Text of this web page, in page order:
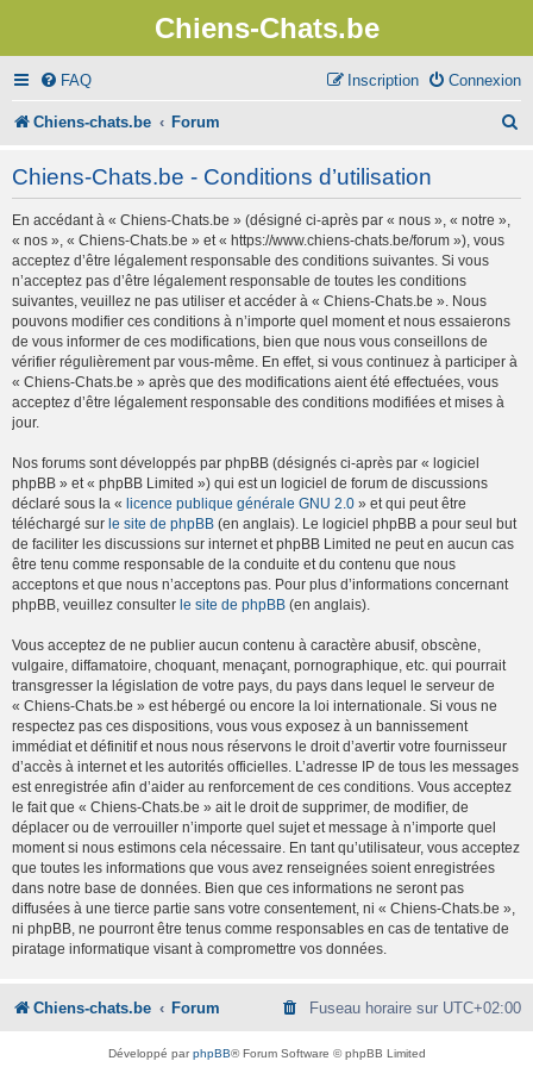
Chiens-Chats.be
FAQ Connexion
Inscription
Chiens-chats.be Forum
Chiens-Chats.be - Conditions d’utilisation
En accédant à « Chiens-Chats.be » (désigné ci-après par « nous », « notre »,
« nos », « Chiens-Chats.be » et « https://www.chiens-chats.be/forum »), vous
acceptez d’être légalement responsable des conditions suivantes. Si vous
n’acceptez pas d’être légalement responsable de toutes les conditions
suivantes, veuillez ne pas utiliser et accéder à « Chiens-Chats.be ». Nous
pouvons modifier ces conditions à n’importe quel moment et nous essaierons
de vous informer de ces modifications, bien que nous vous conseillons de
vérifier régulièrement par vous-même. En effet, si vous continuez à participer à
« Chiens-Chats.be » après que des modifications aient été effectuées, vous
acceptez d’être légalement responsable des conditions modifiées et mises à
jour.
Nos forums sont développés par phpBB (désignés ci-après par « logiciel
phpBB » et « phpBB Limited ») qui est un logiciel de forum de discussions
déclaré sous la « licence publique générale GNU 2.0 » et qui peut être
téléchargé sur le site de phpBB (en anglais). Le logiciel phpBB a pour seul but
de faciliter les discussions sur internet et phpBB Limited ne peut en aucun cas
être tenu comme responsable de la conduite et du contenu que nous
acceptons et que nous n’acceptons pas. Pour plus d’informations concernant
phpBB, veuillez consulter le site de phpBB (en anglais).
Vous acceptez de ne publier aucun contenu à caractère abusif, obscène,
vulgaire, diffamatoire, choquant, menaçant, pornographique, etc. qui pourrait
transgresser la législation de votre pays, du pays dans lequel le serveur de
« Chiens-Chats.be » est hébergé ou encore la loi internationale. Si vous ne
respectez pas ces dispositions, vous vous exposez à un bannissement
immédiat et définitif et nous nous réservons le droit d’avertir votre fournisseur
d’accès à internet et les autorités officielles. L’adresse IP de tous les messages
est enregistrée afin d’aider au renforcement de ces conditions. Vous acceptez
le fait que « Chiens-Chats.be » ait le droit de supprimer, de modifier, de
déplacer ou de verrouiller n’importe quel sujet et message à n’importe quel
moment si nous estimons cela nécessaire. En tant qu’utilisateur, vous acceptez
que toutes les informations que vous avez renseignées soient enregistrées
dans notre base de données. Bien que ces informations ne seront pas
diffusées à une tierce partie sans votre consentement, ni « Chiens-Chats.be »,
ni phpBB, ne pourront être tenus comme responsables en cas de tentative de
piratage informatique visant à compromettre vos données.
Chiens-chats.be Forum Fuseau horaire sur UTC+02:00
Développé parphpBB® Forum Software © phpBB Limited